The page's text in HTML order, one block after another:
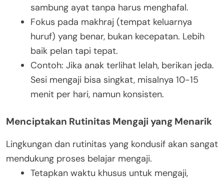
sambung ayat tanpa harus menghafal.
Fokus pada makhraj (tempat keluarnya
huruf) yang benar, bukan kecepatan. Lebih
baik pelan tapi tepat.
Contoh: Jika anak terlihat lelah, berikan jeda.
Sesi mengaji bisa singkat, misalnya 10-15
menit per hari, namun konsisten.
Menciptakan Rutinitas Mengaji yang Menarik
Lingkungan dan rutinitas yang kondusif akan sangat
mendukung proses belajar mengaji.
Tetapkan waktu khusus untuk mengaji,